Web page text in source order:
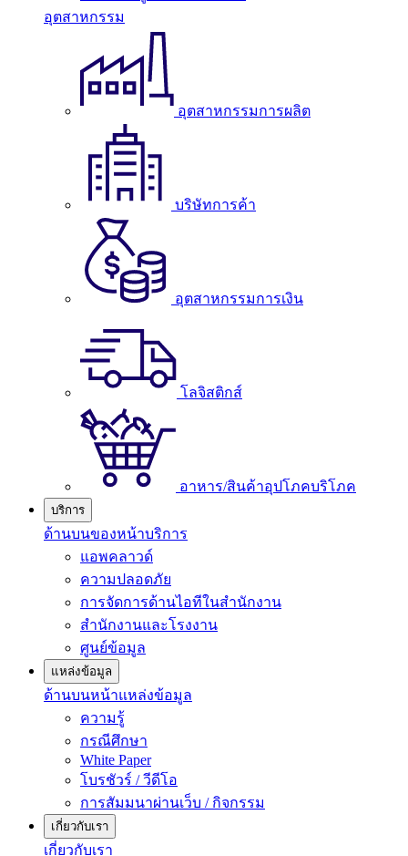
อุตสาหกรรม
อุตสาหกรรมการผลิต
บริษัทการค้า
อุตสาหกรรมการเงิน
โลจิสติกส์
อาหาร/สินค้าอุปโภคบริโภค
บริการ
ด้านบนของหน้าบริการ
แอพคลาวด์
ความปลอดภัย
การจัดการด้านไอทีในสำนักงาน
สำนักงานและโรงงาน
ศูนย์ข้อมูล
แหล่งข้อมูล
ด้านบนหน้าแหล่งข้อมูล
ความรู้
กรณีศึกษา
White Paper
โบรชัวร์ / วีดีโอ
การสัมมนาผ่านเว็บ / กิจกรรม
เกี่ยวกับเรา
เกี่ยวกับเรา